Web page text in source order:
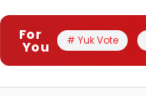
For
You # Yuk Vote